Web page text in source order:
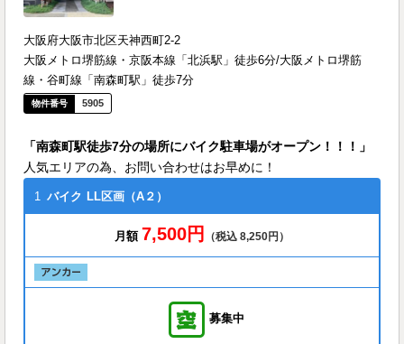
大阪府大阪市北区天神西町2-2
大阪メトロ堺筋線・京阪本線「北浜駅」徒歩6分/大阪メトロ堺筋
線・谷町線「南森町駅」徒歩7分
5905
「南森町駅徒歩7分の場所にバイク駐車場がオープン！！！」
人気エリアの為、お問い合わせはお早めに！
1 バイク LL区画（A２）
月額 7,500円 （税込 8,250円）
募集中